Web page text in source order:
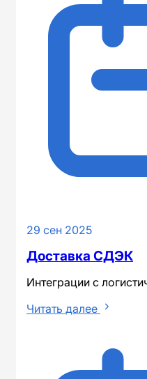
29 сен 2025
Доставка СДЭК
Интеграции с
Читать далее